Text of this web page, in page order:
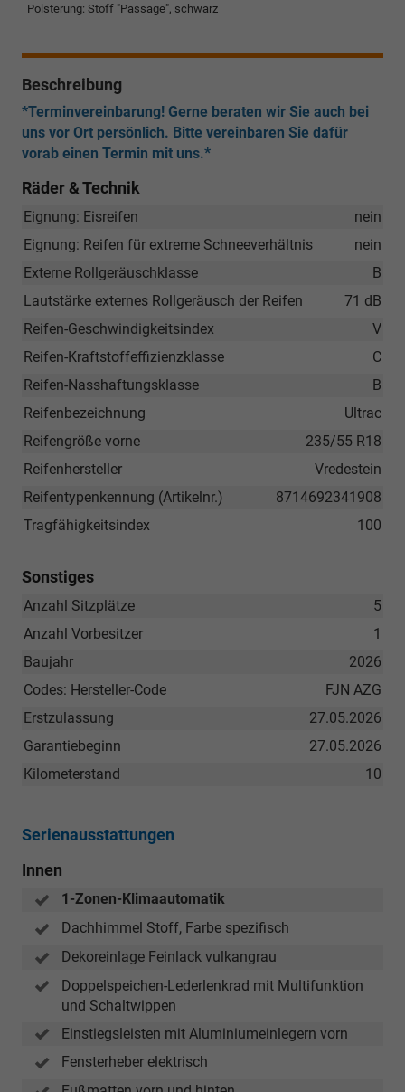
Polsterung: Stoff "Passage", schwarz
Beschreibung
*Terminvereinbarung! Gerne beraten wir Sie auch bei
uns vor Ort persönlich. Bitte vereinbaren Sie dafür
vorab einen Termin mit uns.*
Räder & Technik
nein
Eignung: Eisreifen
nein
Eignung: Reifen für extreme Schneeverhältnis
B
Externe Rollgeräuschklasse
71 dB
Lautstärke externes Rollgeräusch der Reifen
V
Reifen-Geschwindigkeitsindex
C
Reifen-Kraftstoffeffizienzklasse
B
Reifen-Nasshaftungsklasse
Ultrac
Reifenbezeichnung
235/55 R18
Reifengröße vorne
Vredestein
Reifenhersteller
8714692341908
Reifentypenkennung (Artikelnr.)
100
Tragfähigkeitsindex
Sonstiges
5
Anzahl Sitzplätze
1
Anzahl Vorbesitzer
2026
Baujahr
FJN AZG
Codes: Hersteller-Code
27.05.2026
Erstzulassung
27.05.2026
Garantiebeginn
10
Kilometerstand
Serienausstattungen
Innen
1-Zonen-Klimaautomatik
Dachhimmel Stoff, Farbe spezifisch
Dekoreinlage Feinlack vulkangrau
Doppelspeichen-Lederlenkrad mit Multifunktion
und Schaltwippen
Einstiegsleisten mit Aluminiumeinlegern vorn
Fensterheber elektrisch